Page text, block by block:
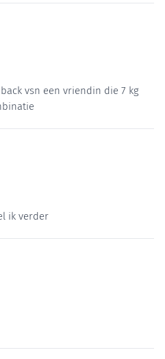
vsn een vriendin die 7 kg
ik verder